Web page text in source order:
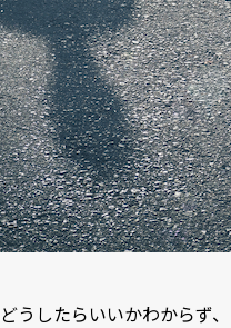
どうしたらいいかわからず